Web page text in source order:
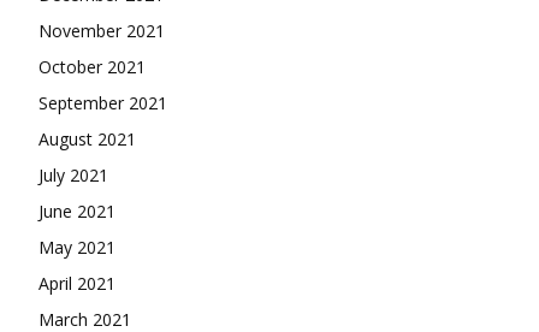
November 2021
October 2021
September 2021
August 2021
July 2021
June 2021
May 2021
April 2021
March 2021